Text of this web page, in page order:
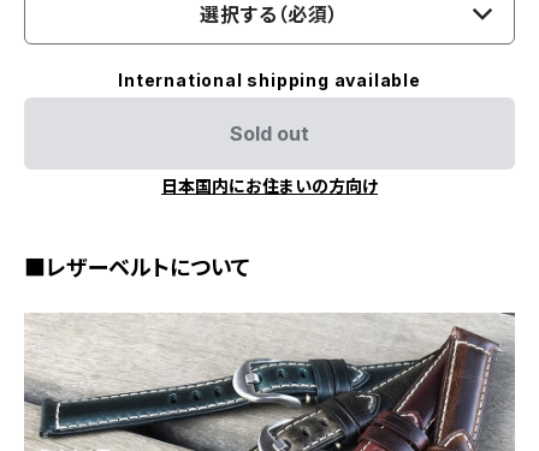
選択する（必須）
International shipping available
Sold out
日本国内にお住まいの方向け
■レザーベルトについて